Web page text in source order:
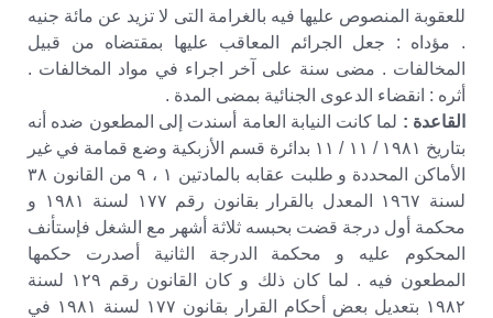
للعقوبة المنصوص عليها فيه بالغرامة التى لا تزيد عن مائة جنيه
. مؤداه : جعل الجرائم المعاقب عليها بمقتضاه من قبيل
المخالفات . مضى سنة على آخر اجراء في مواد المخالفات .
أثره : انقضاء الدعوى الجنائية بمضى المدة .
القاعدة : لما كانت النيابة العامة أسندت إلى المطعون ضده أنه
بتاريخ ١٩٨١ / ١١ / ١١ بدائرة قسم الأزبكية وضع قمامة في غير
الأماكن المحددة و طلبت عقابه بالمادتين ١ ، ٩ من القانون ٣٨
لسنة ١٩٦٧ المعدل بالقرار بقانون رقم ١٧٧ لسنة ١٩٨١ و
محكمة أول درجة قضت بحبسه ثلاثة أشهر مع الشغل فإستأنف
المحكوم عليه و محكمة الدرجة الثانية أصدرت حكمها
المطعون فيه . لما كان ذلك و كان القانون رقم ١٢٩ لسنة
١٩٨٢ بتعديل بعض أحكام القرار بقانون ١٧٧ لسنة ١٩٨١ في